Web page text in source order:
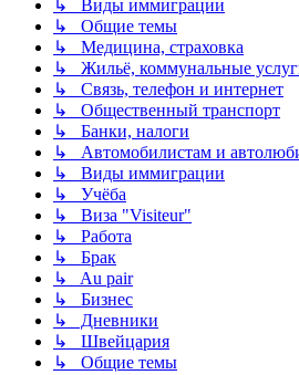
↳ Виды иммиграции
↳ Общие темы
↳ Медицина, страховка
↳ Жильё, коммунальные
↳ Связь, телефон и интернет
↳ Общественный транспорт
↳ Банки, налоги
↳ Автомобилистам и
↳ Виды иммиграции
↳ Учёба
↳ Виза "Visiteur"
↳ Работа
↳ Брак
↳ Au pair
↳ Бизнес
↳ Дневники
↳ Швейцария
↳ Общие темы